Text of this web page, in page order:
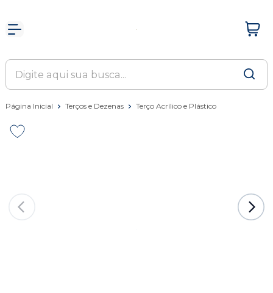
Página Inicial Terços e Dezenas Terço Acrílico e Plástico